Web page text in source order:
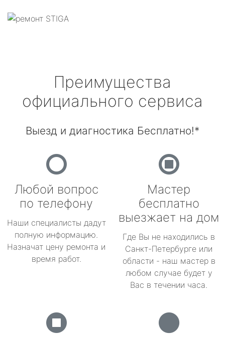
Преимущества
официального сервиса
Выезд и диагностика Бесплатно!*
Любой вопрос
по телефону
Наши специалисты дадут
полную информацию.
Назначат цену ремонта и
время работ.
Мастер
бесплатно
выезжает на дом
Где Вы не находились в
Санкт-Петербурге или
области - наш мастер в
любом случае будет у
Вас в течении часа.